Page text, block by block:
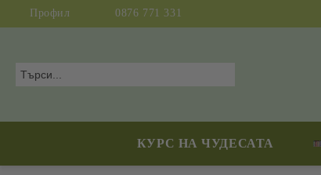
Профил 0876 771 331
КУРС НА ЧУДЕСАТА